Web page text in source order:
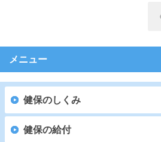
メニュー
健保のしくみ
健保の給付